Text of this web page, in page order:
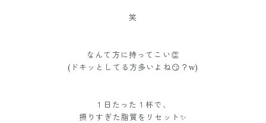
笑
なんて方に持ってこい👏
(ドキッとしてる方多いよね😏？w)
１日たった１杯で、
摂りすぎた脂質をリセット✨